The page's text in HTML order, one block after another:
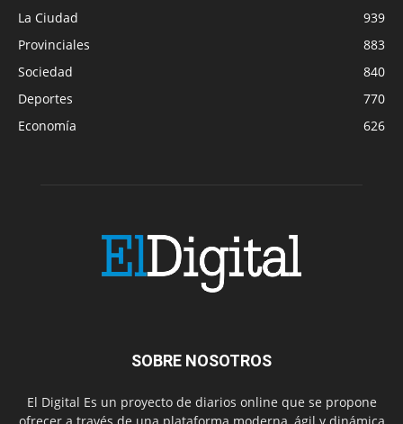
La Ciudad
939
Provinciales
883
Sociedad
840
Deportes
770
Economía
626
SOBRE NOSOTROS
El Digital Es un proyecto de diarios online que se propone